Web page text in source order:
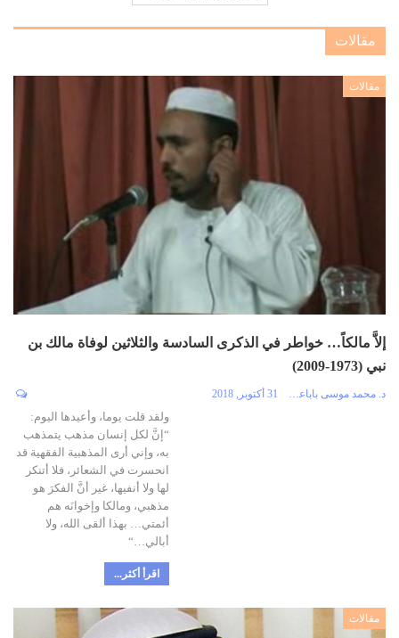
مقالات
مقالات
إلاَّ مالكاً… خواطر في الذكرى السادسة والثلاثين لوفاة مالك بن
نبي (1973-2009)
د. محمد موسى باباعمي 31 أكتوبر, 2018
ولقد قلت يوما، وأعيدها اليوم:
“إنَّ لكل إنسان مذهب يتمذهب
به، وإني أرى المذهبية الفقهية قد
انحسرت في الشعائر، فلا أتنكر
لها ولا أنفيها، غير أنَّ الفكرَ هو
مذهبي، ومالكا وإخوانَه هم
أئمتي… بهذا ألقى الله، ولا
أبالي…“
اقرأ أكثر...
مقالات